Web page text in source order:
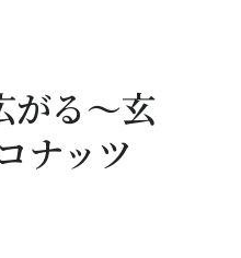
がる～玄
ナッツ